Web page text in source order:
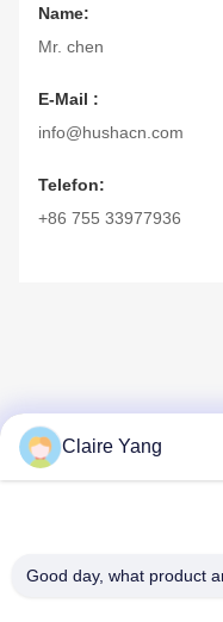
Name:
Mr. chen
E-Mail :
info@hushacn.com
Telefon:
+86 755 33977936
17. Stockwerk, Block
Claire Yang
Good day, what product